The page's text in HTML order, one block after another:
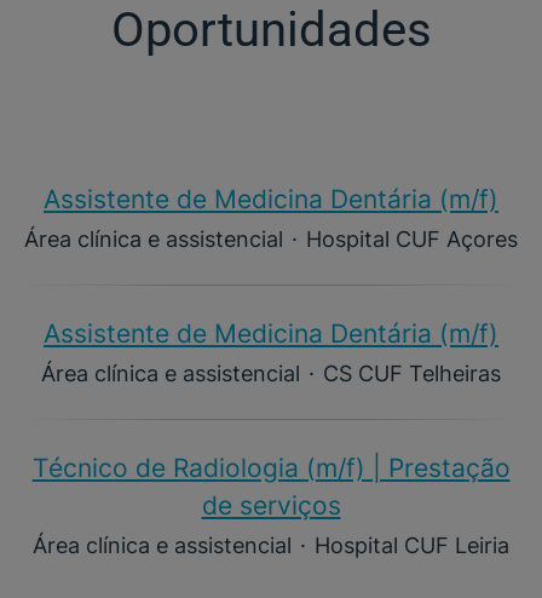
Oportunidades
Assistente de Medicina Dentária (m/f)​
Área clínica e assistencial · Hospital CUF Açores
Assistente de Medicina Dentária (m/f)​
Área clínica e assistencial · CS CUF Telheiras
Técnico de Radiologia (m/f) | Prestação
de serviços
Área clínica e assistencial · Hospital CUF Leiria